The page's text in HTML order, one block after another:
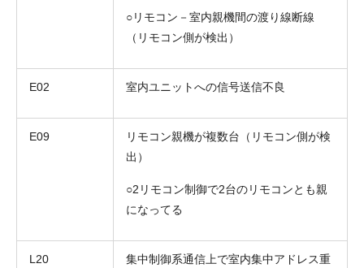
○リモコン－室内親機間の渡り線断線
（リモコン側が検出）
E02 室内ユニットへの信号送信不良
E09
リモコン親機が複数台（リモコン側が検
出）
○2リモコン制御で2台のリモコンとも親
になってる
L20
集中制御系通信上で室内集中アドレス重